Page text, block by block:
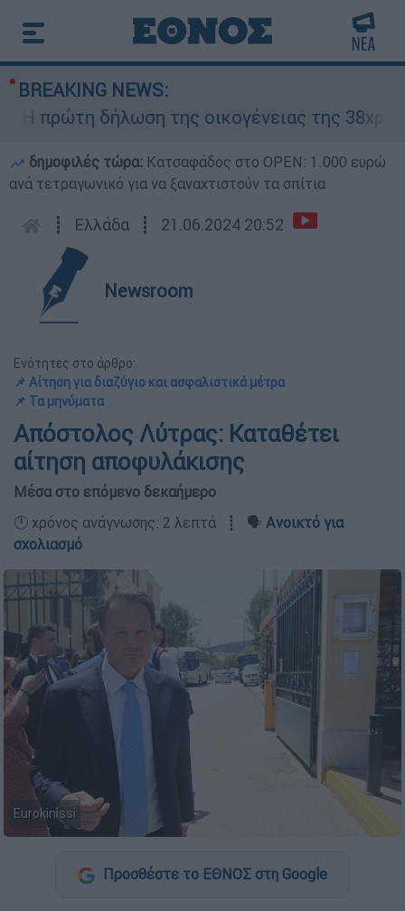
BREAKING NEWS:
δήλωση της οικογένειας της 38χρονης
δημοφιλές τώρα: Κατσαφάδος στο OPEN: 1.000 ευρώ
ανά τετραγωνικό για να ξαναχτιστούν τα σπίτια
┋ Ελλάδα ┋ 21.06.2024 20:52
Newsroom
Ενότητες στο άρθρο:
📌 Αίτηση για διαζύγιο και ασφαλιστικά μέτρα
📌 Τα μηνύματα
Απόστολος Λύτρας: Καταθέτει
αίτηση αποφυλάκισης
Μέσα στο επόμενο δεκαήμερο
🕛 χρόνος ανάγνωσης: 2 λεπτά ┋ 🗣️ Ανοικτό για
σχολιασμό
Eurokinissi
Προσθέστε το ΕΘΝΟΣ στη Google